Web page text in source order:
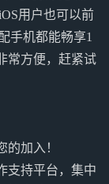
用户也可以前
手机都能畅享1
常方便，赶紧试
加入！
支持平台，集中